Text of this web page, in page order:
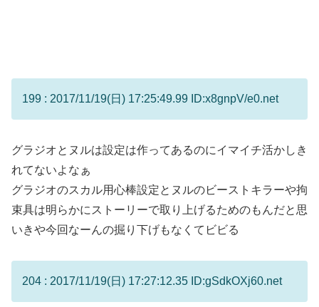
199 : 2017/11/19(日) 17:25:49.99 ID:x8gnpV/e0.net
グラジオとヌルは設定は作ってあるのにイマイチ活かしき
れてないよなぁ
グラジオのスカル用心棒設定とヌルのビーストキラーや拘
束具は明らかにストーリーで取り上げるためのもんだと思
いきや今回なーんの掘り下げもなくてビビる
204 : 2017/11/19(日) 17:27:12.35 ID:gSdkOXj60.net